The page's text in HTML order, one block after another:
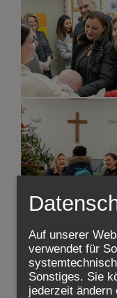
Auf unserer
verwendet für
Sonstiges. Sie
jederzeit ändern